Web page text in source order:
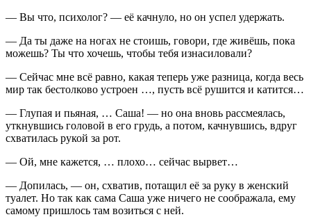
— Вы что, психолог? — её качнуло, но он успел удержать.
— Да ты даже на ногах не стоишь, говори, где живёшь, пока
можешь? Ты что хочешь, чтобы тебя изнасиловали?
— Сейчас мне всё равно, какая теперь уже разница, когда весь
мир так бестолково устроен …, пусть всё рушится и катится…
— Глупая и пьяная, … Саша! — но она вновь рассмеялась,
уткнувшись головой в его грудь, а потом, качнувшись, вдруг
схватилась рукой за рот.
— Ой, мне кажется, … плохо… сейчас вырвет…
— Допилась, — он, схватив, потащил её за руку в женский
туалет. Но так как сама Саша уже ничего не соображала, ему
самому пришлось там возиться с ней.